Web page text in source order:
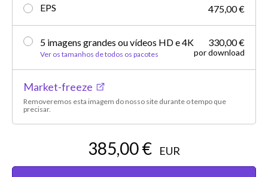
EPS 475,00 €
5 imagens grandes ou vídeos HD e 4K
Ver os tamanhos de todos os pacotes
330,00 €
por download
Market-freeze
Removeremos esta imagem do nosso site durante o tempo que
precisar.
385,00 € EUR